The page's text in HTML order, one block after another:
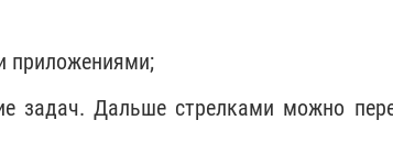
приложениями;
задач. Дальше стрелками можно